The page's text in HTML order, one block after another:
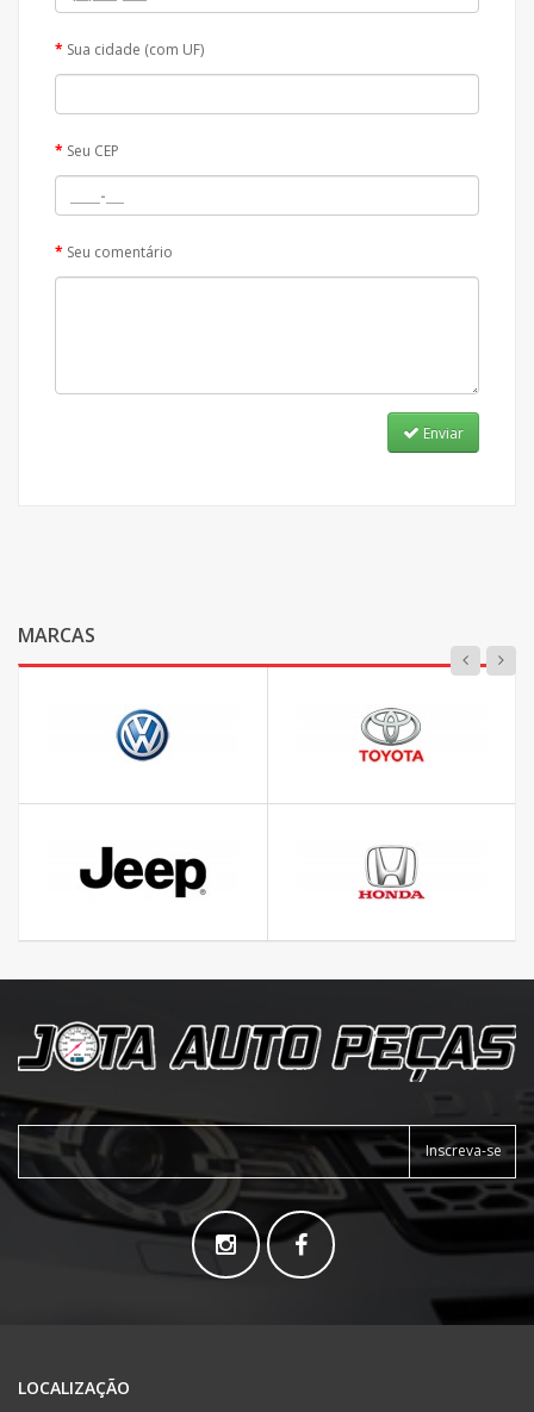
Sua cidade (com UF)
Seu CEP
Seu comentário
Enviar
MARCAS
Inscreva-se
LOCALIZAÇÃO